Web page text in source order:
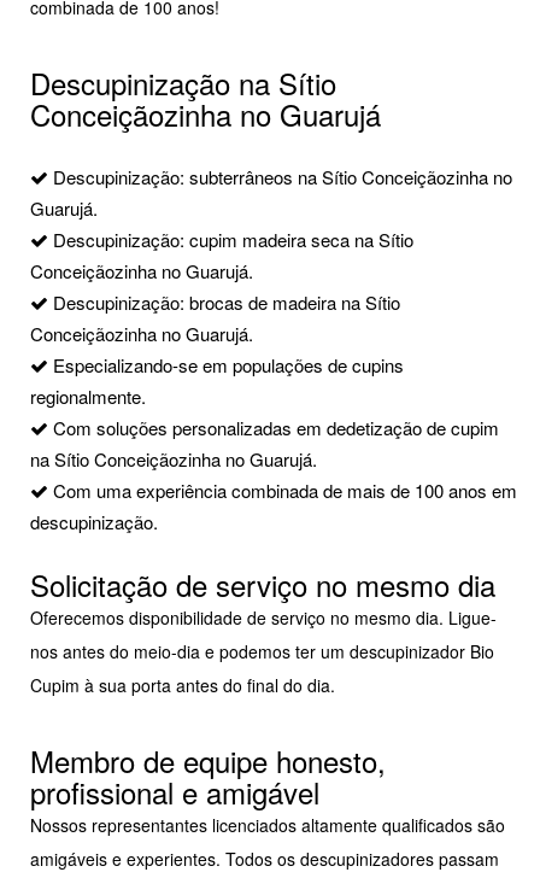
combinada de 100 anos!
Descupinização na Sítio
Conceiçãozinha no Guarujá
Descupinização: subterrâneos na Sítio Conceiçãozinha no
Guarujá.
Descupinização: cupim madeira seca na Sítio
Conceiçãozinha no Guarujá.
Descupinização: brocas de madeira na Sítio
Conceiçãozinha no Guarujá.
Especializando-se em populações de cupins
regionalmente.
Com soluções personalizadas em dedetização de cupim
na Sítio Conceiçãozinha no Guarujá.
Com uma experiência combinada de mais de 100 anos em
descupinização.
Solicitação de serviço no mesmo dia
Oferecemos disponibilidade de serviço no mesmo dia. Ligue-
nos antes do meio-dia e podemos ter um descupinizador Bio
Cupim à sua porta antes do final do dia.
Membro de equipe honesto,
profissional e amigável
Nossos representantes licenciados altamente qualificados são
amigáveis e experientes. Todos os descupinizadores passam